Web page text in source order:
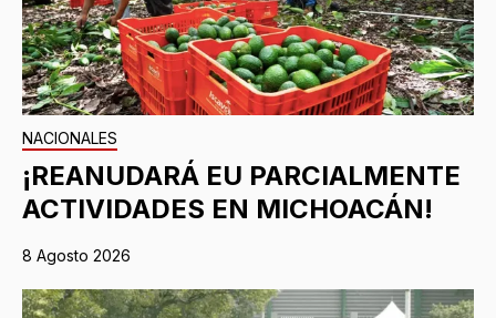
NACIONALES
¡REANUDARÁ EU PARCIALMENTE
ACTIVIDADES EN MICHOACÁN!
8 Agosto 2026